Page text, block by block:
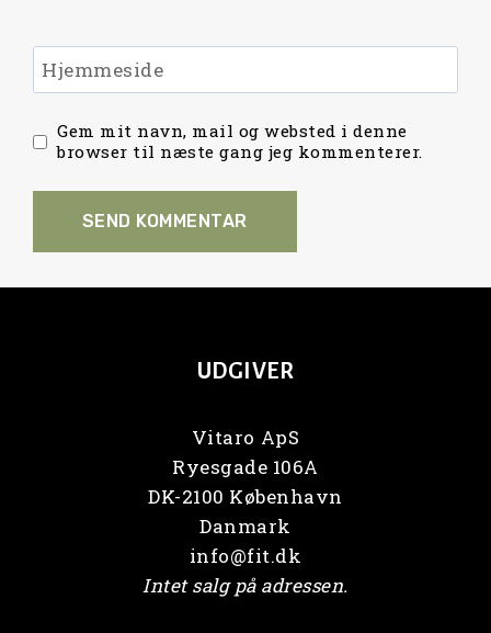
Hjemmeside
Gem mit navn, mail og websted i denne
browser til næste gang jeg kommenterer.
UDGIVER
Vitaro ApS
Ryesgade 106A
DK-2100 København
Danmark
info@fit.dk
Intet salg på adressen.